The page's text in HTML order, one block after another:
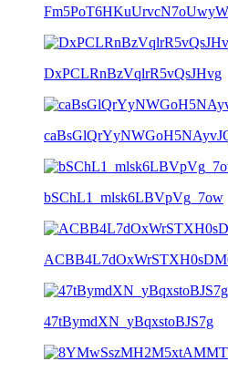
DxPCLRnBzVqlrR5vQsJHvg
bSChL1_mlsk6LBVpVg_7ow
47tBymdXN_yBqxstoBJS7g